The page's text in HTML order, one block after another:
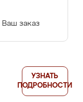
заказ
УЗНАТЬ
ПОДРОБНОСТИ